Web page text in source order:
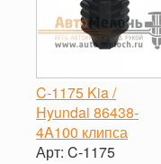
C-1175 Kia /
Hyundai 86438-
4A100 клипса
Арт: C-1175